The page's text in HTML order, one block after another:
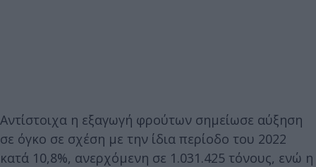
Αντίστοιχα η εξαγωγή φρούτων σημείωσε αύξηση
σε όγκο σε σχέση με την ίδια περίοδο του 2022
κατά 10,8%, ανερχόμενη σε 1.031.425 τόνους, ενώ η